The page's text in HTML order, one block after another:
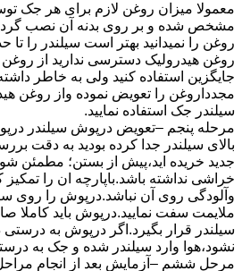
معمولا میزان روغن لازم برای هر جک
مشخص شده و بر روی بدنه آن نصب
روغن را نمیدانید بهتر است سیلندر را تا
جایگزین استفاده کنید ولی به خاطر
مجدداروغن را تعویض نموده واز روغن
سیلندر جک استفاده نمایید.
مرحله پنجم –تعویض درپوش سیلندر
بالای سیلندر جدا کرده بودید به دقت
جدید خریده اید،پیش از بستن؛ مطمئن
خراشی نداشته باشد.باپارچه ان را تمکیز
وآلودگی روی آن نباشد.درپوش را روی
ملایمت سفت نمایید.درپوش باید
سیلندر قرار بگیرد.اگر درپوش به
نشود،هوا وارد سیلندر شده و جک به
مرحل ششم –آزمایش بعد از انجام